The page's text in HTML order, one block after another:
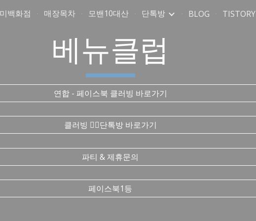
to main content Skip to navigation
백화점 매장목차 모밴10대산 단톡방 BLOG TISTORY
베뉴클럽
연합 - 페이스북 클러빙 바로가기
클러빙 ❤️‍🔥단톡방 바로가기
파티 & 제휴문의
페이스북1등